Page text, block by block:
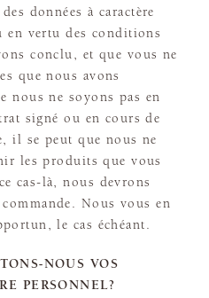
données à caractère
vertu des conditions
conclu, et que vous ne
que nous avons
nous ne soyons pas en
signé ou en cours de
il se peut que nous ne
les produits que vous
cas-là, nous devrons
Nous vous en
le cas échéant.
NOUS VOS
PERSONNEL?